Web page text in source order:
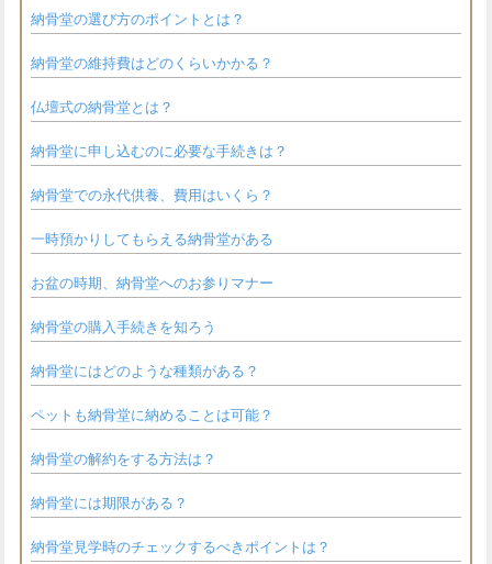
納骨堂の選び方のポイントとは？
納骨堂の維持費はどのくらいかかる？
仏壇式の納骨堂とは？
納骨堂に申し込むのに必要な手続きは？
納骨堂での永代供養、費用はいくら？
一時預かりしてもらえる納骨堂がある
お盆の時期、納骨堂へのお参りマナー
納骨堂の購入手続きを知ろう
納骨堂にはどのような種類がある？
ペットも納骨堂に納めることは可能？
納骨堂の解約をする方法は？
納骨堂には期限がある？
納骨堂見学時のチェックするべきポイントは？